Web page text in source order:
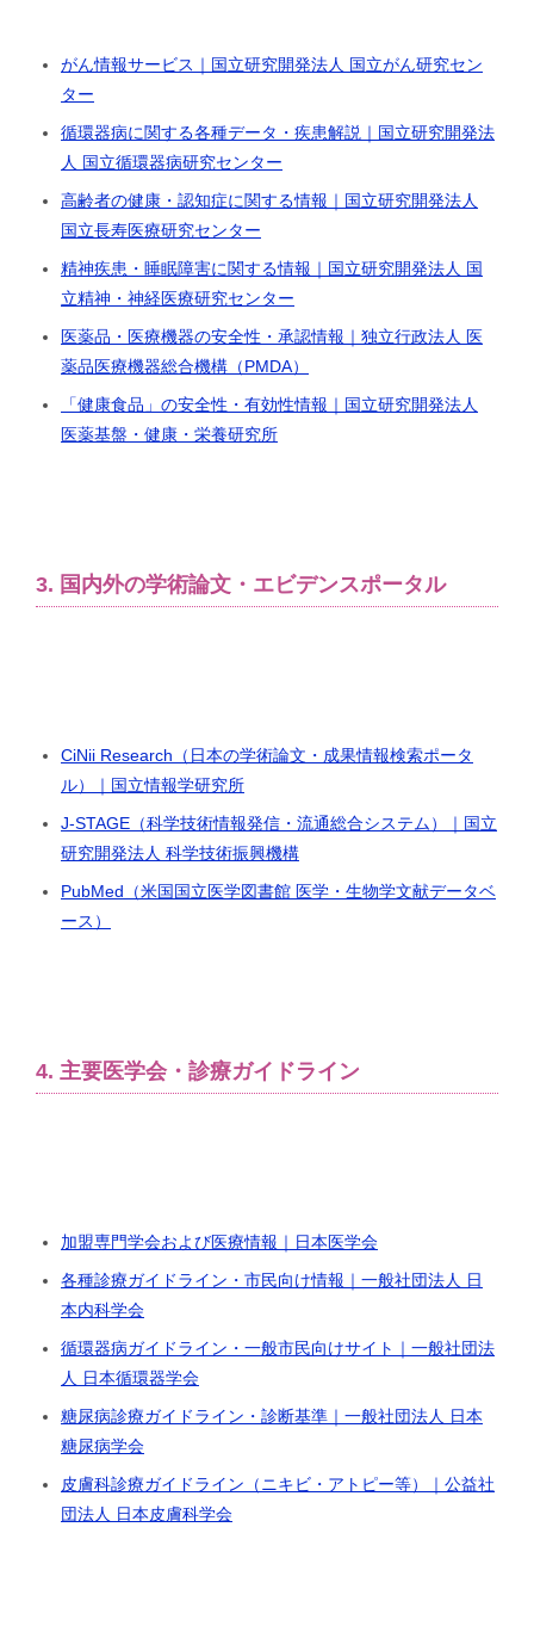
がん情報サービス｜国立研究開発法人 国立がん研究セン
ター
循環器病に関する各種データ・疾患解説｜国立研究開発法
人 国立循環器病研究センター
高齢者の健康・認知症に関する情報｜国立研究開発法人
国立長寿医療研究センター
精神疾患・睡眠障害に関する情報｜国立研究開発法人 国
立精神・神経医療研究センター
医薬品・医療機器の安全性・承認情報｜独立行政法人 医
薬品医療機器総合機構（PMDA）
「健康食品」の安全性・有効性情報｜国立研究開発法人
医薬基盤・健康・栄養研究所
3. 国内外の学術論文・エビデンスポータル
CiNii Research（日本の学術論文・成果情報検索ポータ
ル）｜国立情報学研究所
J-STAGE（科学技術情報発信・流通総合システム）｜国立
研究開発法人 科学技術振興機構
PubMed（米国国立医学図書館 医学・生物学文献データベ
ース）
4. 主要医学会・診療ガイドライン
加盟専門学会および医療情報｜日本医学会
各種診療ガイドライン・市民向け情報｜一般社団法人 日
本内科学会
循環器病ガイドライン・一般市民向けサイト｜一般社団法
人 日本循環器学会
糖尿病診療ガイドライン・診断基準｜一般社団法人 日本
糖尿病学会
皮膚科診療ガイドライン（ニキビ・アトピー等）｜公益社
団法人 日本皮膚科学会